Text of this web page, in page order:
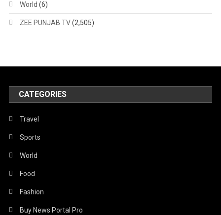
World (6)
ZEE PUNJAB TV(2,505)
CATEGORIES
Travel
Sports
World
Food
Fashion
Buy News Portal Pro